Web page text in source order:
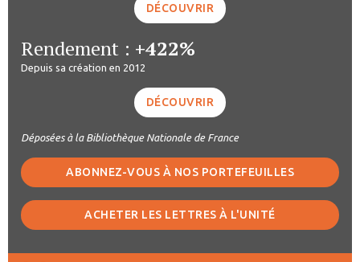
DÉCOUVRIR
Rendement : +422%
Depuis sa création en 2012
DÉCOUVRIR
Déposées à la Bibliothèque Nationale de France
ABONNEZ-VOUS À NOS PORTEFEUILLES
ACHETER LES LETTRES À L'UNITÉ